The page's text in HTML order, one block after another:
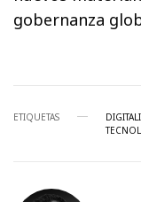
gobernanza
ETIQUETAS